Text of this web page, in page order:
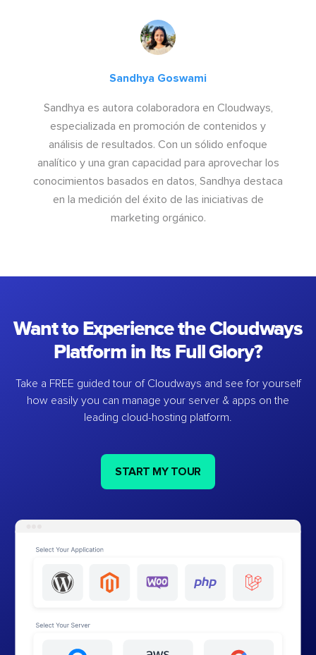
Sandhya Goswami
Sandhya es autora colaboradora en Cloudways,
especializada en promoción de contenidos y
análisis de resultados. Con un sólido enfoque
analítico y una gran capacidad para aprovechar los
conocimientos basados en datos, Sandhya destaca
en la medición del éxito de las iniciativas de
marketing orgánico.
Want to Experience the Cloudways
Platform in Its Full Glory?
Take a FREE guided tour of Cloudways and see for yourself
how easily you can manage your server & apps on the
leading cloud-hosting platform.
START MY TOUR